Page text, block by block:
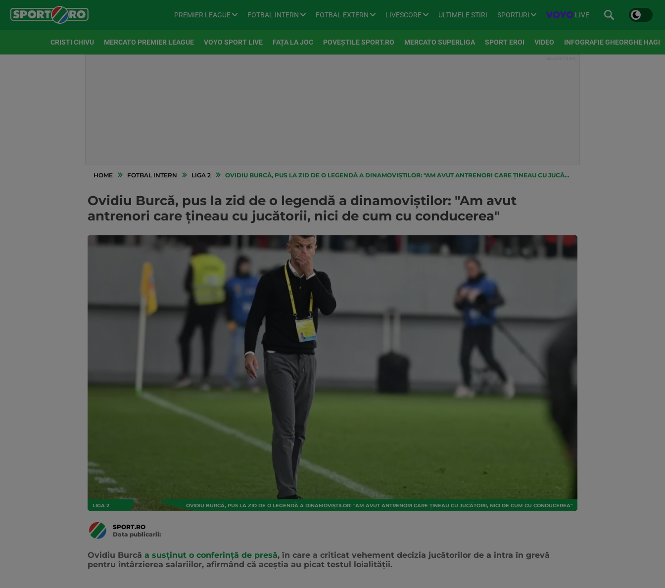
PREMIER LEAGUE FOTBAL INTERN FOTBAL EXTERN LIVESCORE ULTIMELE STIRI SPORTURI LIVE
CRISTI CHIVU MERCATO PREMIER LEAGUE VOYO SPORT LIVE FAȚA LA JOC POVEȘTILE SPORT.RO MERCATO SUPERLIGA SPORT EROI VIDEO INFOGRAFIE GHEORGHE HAGI
HOME FOTBAL INTERN LIGA 2 OVIDIU BURCĂ, PUS LA ZID DE O LEGENDĂ A DINAMOVIȘTILOR: "AM AVUT ANTRENORI CARE ȚINEAU CU JUCĂTORII, NICI DE CUM CU CONDUCEREA"
Ovidiu Burcă, pus la zid de o legendă a dinamoviștilor: "Am avut
antrenori care țineau cu jucătorii, nici de cum cu conducerea"
LIGA 2 OVIDIU BURCĂ, PUS LA ZID DE O LEGENDĂ A DINAMOVIȘTILOR: "AM AVUT ANTRENORI CARE ȚINEAU CU JUCĂTORII, NICI DE CUM CU CONDUCEREA"
SPORT.RO
Data publicarii:
Ovidiu Burcă a susţinut o conferință de presă, în care a criticat vehement decizia jucătorilor de a intra în grevă
pentru întârzierea salariilor, afirmând că aceştia au picat testul loialităţii.